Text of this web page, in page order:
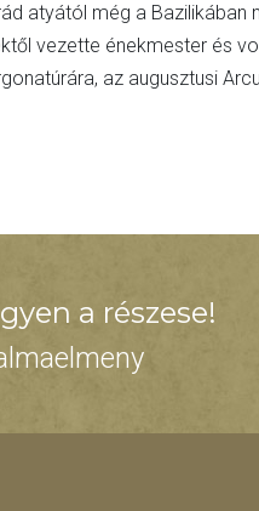
atyától még a Bazilikában
vezette énekmester és
az augusztusi
a részese!